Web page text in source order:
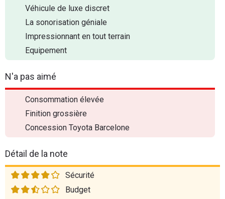
Véhicule de luxe discret
La sonorisation géniale
Impressionnant en tout terrain
Equipement
N'a pas aimé
Consommation élevée
Finition grossière
Concession Toyota Barcelone
Détail de la note
Sécurité
Budget